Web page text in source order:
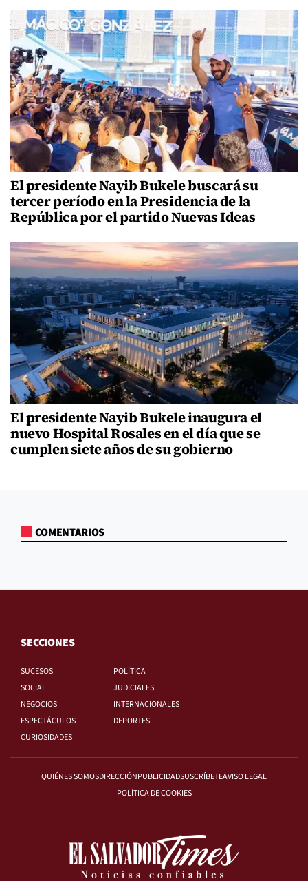
El presidente Nayib Bukele buscará su
tercer período en la Presidencia de la
República por el partido Nuevas Ideas
El presidente Nayib Bukele inaugura el
nuevo Hospital Rosales en el día que se
cumplen siete años de su gobierno
COMENTARIOS
SECCIONES
SUCESOS
POLÍTICA
SOCIAL
JUDICIALES
NEGOCIOS
INTERNACIONALES
ESPECTÁCULOS
DEPORTES
CURIOSIDADES
QUIÉNES SOMOSDIRECCIÓNPUBLICIDADSUSCRÍBETEAVISO LEGAL
POLÍTICA DE COOKIES